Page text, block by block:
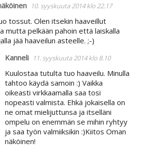
10. syyskuuta 2014 klo 22.17
tossut. Olen itsekin haaveillut
mutta pelkään pahoin että laiskalla
jää haaveilun asteelle. ;-)
Kanneli 11. syyskuuta 2014 klo 8.10
Kuulostaa tutulta tuo haaveilu. Minulla
tahtoo käydä samoin :) Vaikka
oikeasti virkkaamalla saa tosi
nopeasti valmista. Ehkä jokaisella on
ne omat mielijuttunsa ja itselläni
ompelu on enemmän se mihin ryhtyy
ja saa työn valmiiksikin :)Kiitos Oman
näköinen!